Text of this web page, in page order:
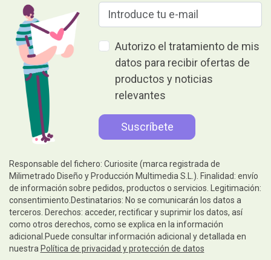
Autorizo el tratamiento de mis
datos para recibir ofertas de
productos y noticias
relevantes
Responsable del fichero: Curiosite (marca registrada de
Milimetrado Diseño y Producción Multimedia S.L.). Finalidad: envío
de información sobre pedidos, productos o servicios. Legitimación:
consentimiento.Destinatarios: No se comunicarán los datos a
terceros. Derechos: acceder, rectificar y suprimir los datos, así
como otros derechos, como se explica en la información
adicional.Puede consultar información adicional y detallada en
nuestra Política de privacidad y protección de datos